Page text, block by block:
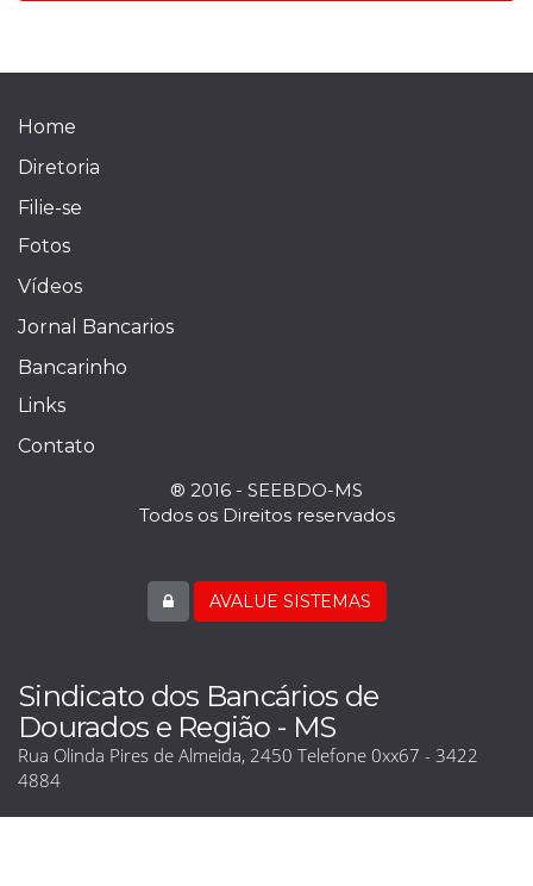
Home
Diretoria
Filie-se
Fotos
Vídeos
Jornal Bancarios
Bancarinho
Links
Contato
® 2016 - SEEBDO-MS
Todos os Direitos reservados
AVALUE SISTEMAS
Sindicato dos Bancários de
Dourados e Região - MS
Rua Olinda Pires de Almeida, 2450 Telefone 0xx67 - 3422
4884